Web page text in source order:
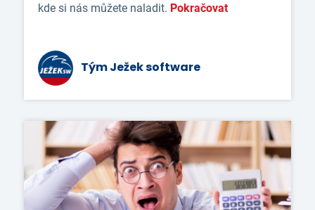
kde si nás můžete naladit. Pokračovat
Tým Ježek software